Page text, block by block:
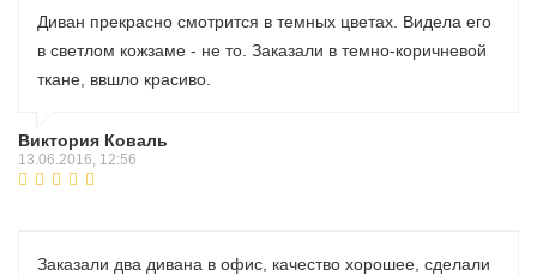
Диван прекрасно смотрится в темных цветах. Видела его
в светлом кожзаме - не то. Заказали в темно-коричневой
ткане, ввшло красиво.
Виктория Коваль
13.06.2016, 12:56
Заказали два дивана в офис, качество хорошее, сделали